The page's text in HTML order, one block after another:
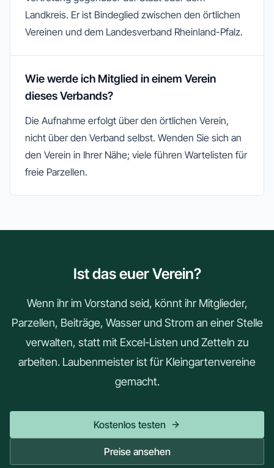
Landkreis. Er ist Bindeglied zwischen den örtlichen
Vereinen und dem Landesverband Rheinland-Pfalz.
Wie werde ich Mitglied in einem Verein
dieses Verbands?
Die Aufnahme erfolgt über den örtlichen Verein,
nicht über den Verband selbst. Wenden Sie sich an
den Verein in Ihrer Nähe; viele führen Wartelisten für
freie Parzellen.
Ist das euer Verein?
Wenn ihr im Vorstand seid, könnt ihr Mitglieder,
Parzellen, Beiträge, Wasser und Strom an einer Stelle
verwalten, statt mit Excel-Listen und Zetteln zu
arbeiten. Laubenmeister ist für Kleingartenvereine
gemacht.
Kostenlos testen
Preise ansehen